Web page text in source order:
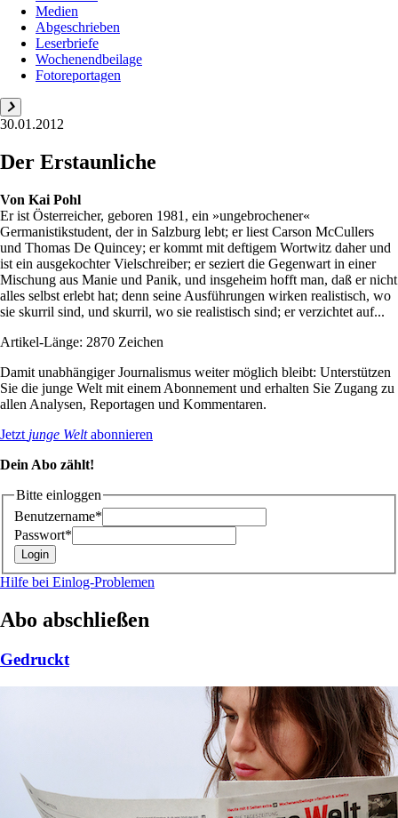
Medien
Abgeschrieben
Leserbriefe
Wochenendbeilage
Fotoreportagen
30.01.2012
Der Erstaunliche
Von Kai Pohl
Er ist Österreicher, geboren 1981, ein »ungebrochener«
Germanistikstudent, der in Salzburg lebt; er liest Carson McCullers
und Thomas De Quincey; er kommt mit deftigem Wortwitz daher und
ist ein ausgekochter Vielschreiber; er seziert die Gegenwart in einer
Mischung aus Manie und Panik, und insgeheim hofft man, daß er nicht
alles selbst erlebt hat; denn seine Ausführungen wirken realistisch, wo
sie skurril sind, und skurril, wo sie realistisch sind; er verzichtet auf...
Artikel-Länge: 2870 Zeichen
Damit unabhängiger Journalismus weiter möglich bleibt: Unterstützen
Sie die junge Welt mit einem Abonnement und erhalten Sie Zugang zu
allen Analysen, Reportagen und Kommentaren.
Jetzt junge Weltabonnieren
Dein Abo zählt!
Bitte einloggen
Benutzername*
Passwort*
Hilfe bei Einlog-Problemen
Abo abschließen
Gedruckt